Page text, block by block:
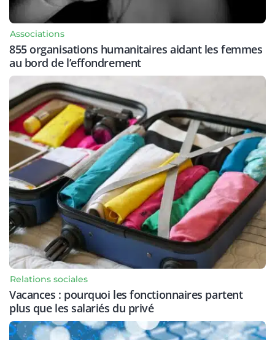
Associations
855 organisations humanitaires aidant les femmes
au bord de l’effondrement
Relations sociales
Vacances : pourquoi les fonctionnaires partent
plus que les salariés du privé